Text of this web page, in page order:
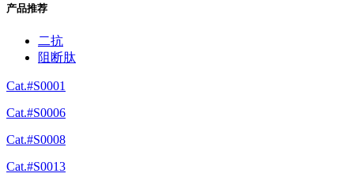
产品推荐
二抗
阻断肽
Cat.#S0001
Cat.#S0006
Cat.#S0008
Cat.#S0013